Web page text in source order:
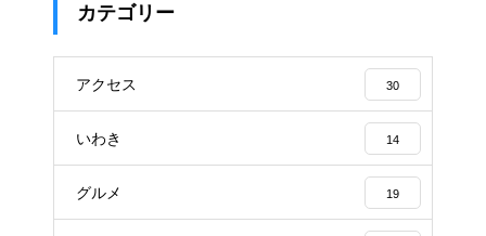
カテゴリー
アクセス 30
いわき 14
グルメ 19